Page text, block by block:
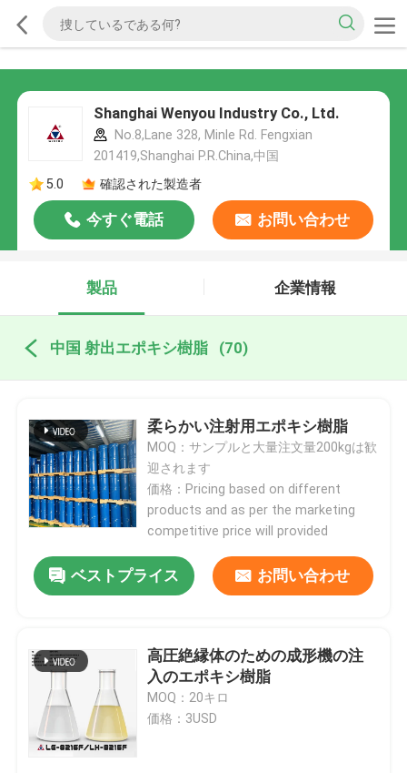
Shanghai Wenyou Industry Co., Ltd.
No.8,Lane 328, Minle Rd. Fengxian
201419,Shanghai P.R.China,中国
5.0
確認された製造者
今すぐ電話 お問い合わせ
製品 企業情報
中国 射出エポキシ樹脂 (70)
柔らかい注射用エポキシ樹脂
MOQ：サンプルと大量注文量200kgは歓
迎されます
価格：Pricing based on different
products and as per the marketing
competitive price will provided
ベストプライス お問い合わせ
高圧絶縁体のための成形機の注
入のエポキシ樹脂
MOQ：20キロ
価格：3USD